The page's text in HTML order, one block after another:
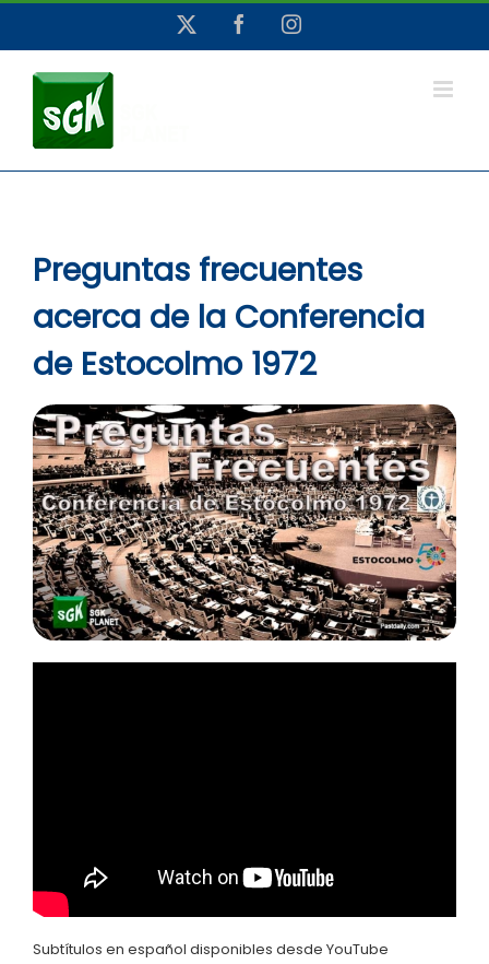
contenido
FacebookInstagram
Preguntas frecuentes
acerca de la Conferencia
de Estocolmo 1972
Subtítulos en español disponibles desde YouTube